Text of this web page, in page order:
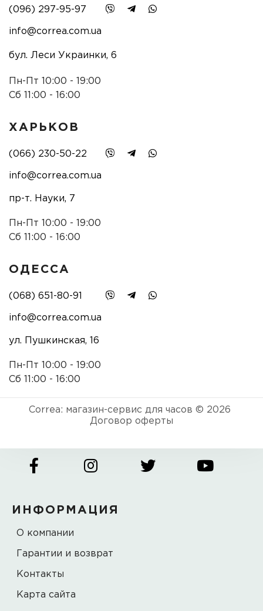
(096) 297-95-97
info@correa.com.ua
бул. Леси Украинки, 6
Пн-Пт 10:00 - 19:00
Сб 11:00 - 16:00
ХАРЬКОВ
(066) 230-50-22
info@correa.com.ua
пр-т. Науки, 7
Пн-Пт 10:00 - 19:00
Сб 11:00 - 16:00
ОДЕССА
(068) 651-80-91
info@correa.com.ua
ул. Пушкинская, 16
Пн-Пт 10:00 - 19:00
Сб 11:00 - 16:00
Correa: магазин-сервис для часов © 2026
Договор оферты
ИНФОРМАЦИЯ
О компании
Гарантии и возврат
Контакты
Карта сайта